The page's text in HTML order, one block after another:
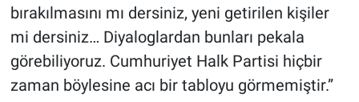
bırakılmasını mı dersiniz, yeni getirilen kişiler
mi dersiniz… Diyaloglardan bunları pekala
görebiliyoruz. Cumhuriyet Halk Partisi hiçbir
zaman böylesine acı bir tabloyu görmemiştir.”